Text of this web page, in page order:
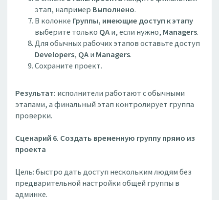
этап, например Выполнено.
В колонке Группы, имеющие доступ к этапу
выберите только QAи, если нужно, Managers.
Для обычных рабочих этапов оставьте доступ
Developers, QAи Managers.
Сохраните проект.
Результат: исполнители работают с обычными
этапами, а финальный этап контролирует группа
проверки.
Сценарий 6. Создать временную группу прямо из
проекта
Цель: быстро дать доступ нескольким людям без
предварительной настройки общей группы в
админке.